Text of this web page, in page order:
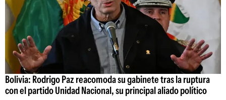
Bolivia: Rodrigo Paz reacomoda su gabinete tras la ruptura
con el partido Unidad Nacional, su principal aliado político